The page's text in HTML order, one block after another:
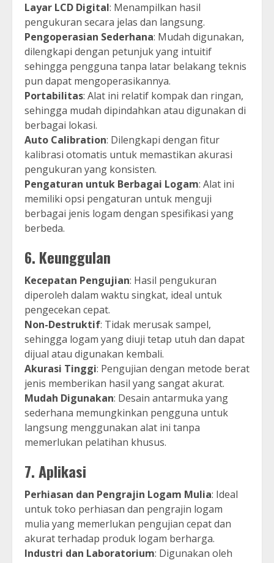
Layar LCD Digital: Menampilkan hasil
pengukuran secara jelas dan langsung.
Pengoperasian Sederhana: Mudah digunakan,
dilengkapi dengan petunjuk yang intuitif
sehingga pengguna tanpa latar belakang teknis
pun dapat mengoperasikannya.
Portabilitas: Alat ini relatif kompak dan ringan,
sehingga mudah dipindahkan atau digunakan di
berbagai lokasi.
Auto Calibration: Dilengkapi dengan fitur
kalibrasi otomatis untuk memastikan akurasi
pengukuran yang konsisten.
Pengaturan untuk Berbagai Logam: Alat ini
memiliki opsi pengaturan untuk menguji
berbagai jenis logam dengan spesifikasi yang
berbeda.
6. Keunggulan
Kecepatan Pengujian: Hasil pengukuran
diperoleh dalam waktu singkat, ideal untuk
pengecekan cepat.
Non-Destruktif: Tidak merusak sampel,
sehingga logam yang diuji tetap utuh dan dapat
dijual atau digunakan kembali.
Akurasi Tinggi: Pengujian dengan metode berat
jenis memberikan hasil yang sangat akurat.
Mudah Digunakan: Desain antarmuka yang
sederhana memungkinkan pengguna untuk
langsung menggunakan alat ini tanpa
memerlukan pelatihan khusus.
7.Aplikasi
Perhiasan dan Pengrajin Logam Mulia: Ideal
untuk toko perhiasan dan pengrajin logam
mulia yang memerlukan pengujian cepat dan
akurat terhadap produk logam berharga.
Industri dan Laboratorium: Digunakan oleh